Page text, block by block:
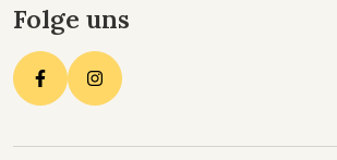
Folge uns